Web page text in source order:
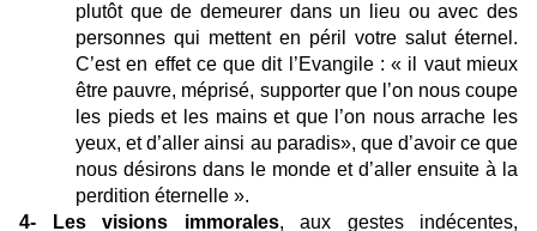
plutôt que de demeurer dans un lieu ou avec des
personnes qui mettent en péril votre salut éternel.
C’est en effet ce que dit l’Evangile : « il vaut mieux
être pauvre, méprisé, supporter que l’on nous coupe
les pieds et les mains et que l’on nous arrache les
yeux, et d’aller ainsi au paradis», que d’avoir ce que
nous désirons dans le monde et d’aller ensuite à la
perdition éternelle ».
4- Les visions immorales, aux gestes indécentes,